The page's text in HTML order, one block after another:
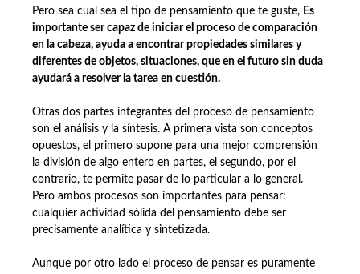
Pero sea cual sea el tipo de pensamiento que te guste, Es
importante ser capaz de iniciar el proceso de comparación
en la cabeza, ayuda a encontrar propiedades similares y
diferentes de objetos, situaciones, que en el futuro sin duda
ayudará a resolver la tarea en cuestión.
Otras dos partes integrantes del proceso de pensamiento
son el análisis y la síntesis. A primera vista son conceptos
opuestos, el primero supone para una mejor comprensión
la división de algo entero en partes, el segundo, por el
contrario, te permite pasar de lo particular a lo general.
Pero ambos procesos son importantes para pensar:
cualquier actividad sólida del pensamiento debe ser
precisamente analítica y sintetizada.
Aunque por otro lado el proceso de pensar es puramente